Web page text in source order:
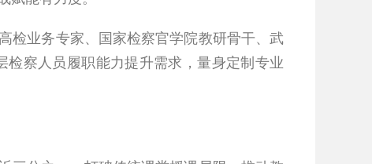
检业务专家、国家检察官学院教研骨干、武
察人员履职能力提升需求，量身定制专业